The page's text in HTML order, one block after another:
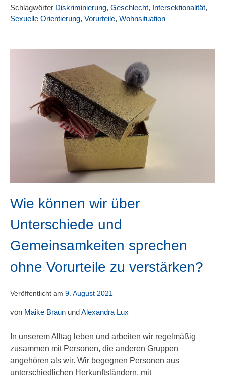
Schlagwörter Diskriminierung, Geschlecht, Intersektionalität,
Sexuelle Orientierung, Vorurteile, Wohnsituation
Wie können wir über
Unterschiede und
Gemeinsamkeiten sprechen
ohne Vorurteile zu verstärken?
Veröffentlicht am 9. August 2021
von Maike Braun undAlexandra Lux
In unserem Alltag leben und arbeiten wir regelmäßig
zusammen mit Personen, die anderen Gruppen
angehören als wir. Wir begegnen Personen aus
unterschiedlichen Herkunftsländern, mit